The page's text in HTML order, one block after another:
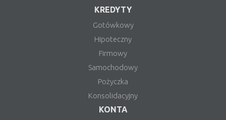
KREDYTY
Gotówkowy
Hipoteczny
Firmowy
Samochodowy
Pożyczka
Konsolidacyjny
KONTA